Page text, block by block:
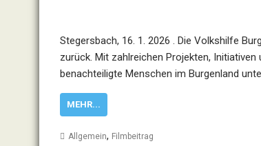
Stegersbach, 16. 1. 2026 . Die Volkshilfe
zurück. Mit zahlreichen Projekten,
benachteiligte Menschen im Burgenland
MEHR...
Allgemein, Filmbeitrag